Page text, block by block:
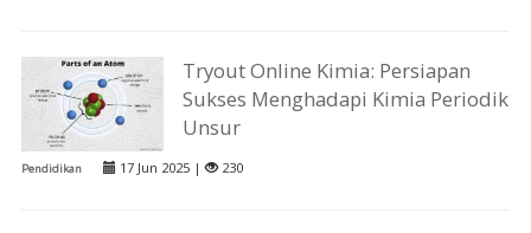
Tryout Online Kimia: Persiapan
Sukses Menghadapi Kimia Periodik
Unsur
Pendidikan 17 Jun 2025 | 230